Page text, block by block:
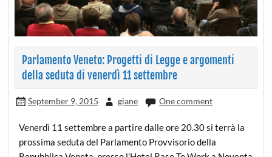
Parlamento Veneto: Progetti di Legge e argomenti
della seduta di venerdì 11 settembre
September 9, 2015 giane One comment
Venerdì 11 settembre a partire dalle ore 20.30 si terrà la
prossima seduta del Parlamento Provvisorio della